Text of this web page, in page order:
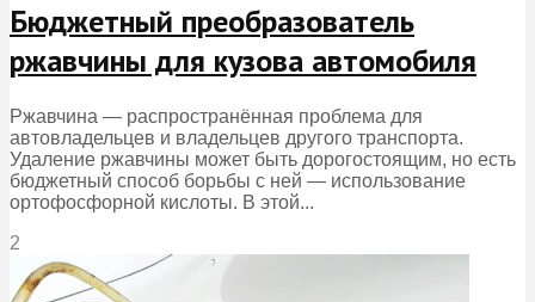
Бюджетный преобразователь
ржавчины для кузова автомобиля
Ржавчина — распространённая проблема для
автовладельцев и владельцев другого транспорта.
Удаление ржавчины может быть дорогостоящим, но есть
бюджетный способ борьбы с ней — использование
ортофосфорной кислоты. В этой...
2